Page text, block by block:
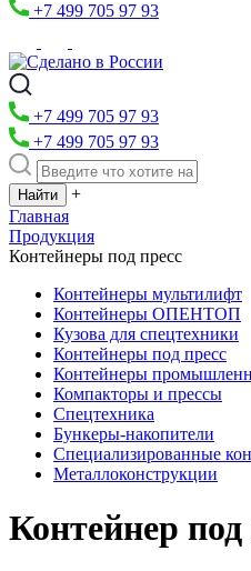
+7 499 705 97 93
+7 499 705 97 93
+7 499 705 97 93
+
Главная
Продукция
Контейнеры под пресс
Контейнеры мультилифт
Контейнеры ОПЕНТОП
Кузова для спецтехники
Контейнеры под пресс
Контейнеры
Компакторы и прессы
Спецтехника
Бункеры-накопители
Специализированные
Металлоконструкции
Контейнер под